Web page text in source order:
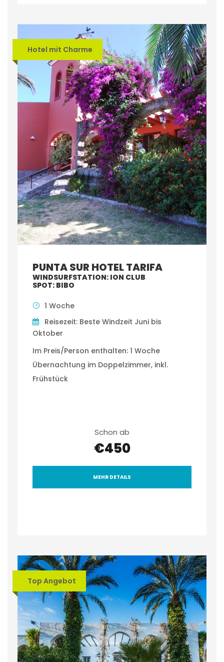
Hotel mit Charme
PUNTA SUR HOTEL TARIFA
WINDSURFSTATION: ION CLUB
SPOT: BIBO
1 Woche
Reisezeit: Beste Windzeit Juni bis
Oktober
Im Preis/Person enthalten: 1 Woche
Übernachtung im Doppelzimmer, inkl.
Frühstück
Schon ab
€450
MEHR DETAILS
Top Angebot